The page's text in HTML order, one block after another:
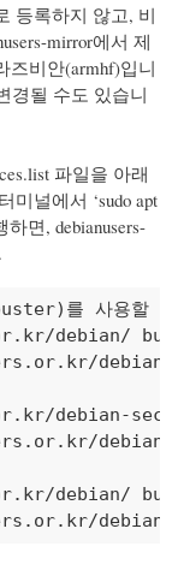
등록하지 않고, 비
mirror에서 제
즈비안(armhf)입니
경될 수도 있습니
파일을 아래
널에서 ‘sudo apt
하면, debianusers-
를 사용할
debian/
debian/
debian-
debian-
debian/
debian/